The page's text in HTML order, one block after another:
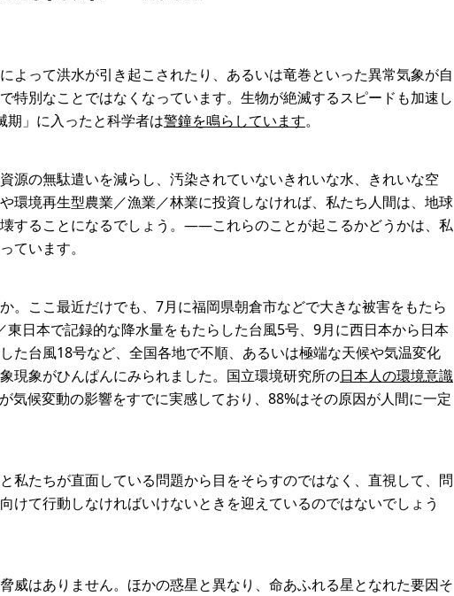
よって洪水が引き起こされたり、あるいは竜巻といった異常気象が自
特別なことではなくなっています。生物が絶滅するスピードも加速し
期」に入ったと科学者は警鐘を鳴らしています。
源の無駄遣いを減らし、汚染されていないきれいな水、きれいな空
環境再生型農業／漁業／林業に投資しなければ、私たち人間は、地球
することになるでしょう。――これらのことが起こるかどうかは、私
ています。
。ここ最近だけでも、7月に福岡県朝倉市などで大きな被害をもたら
日本で記録的な降水量をもたらした台風5号、9月に西日本から日本
た台風18号など、全国各地で不順、あるいは極端な天候や気温変化
現象がひんぱんにみられました。国立環境研究所の日本人の環境意識
気候変動の影響をすでに実感しており、88%はその原因が人間に一定
私たちが直面している問題から目をそらすのではなく、直視して、問
けて行動しなければいけないときを迎えているのではないでしょう
威はありません。ほかの惑星と異なり、命あふれる星となれた要因そ